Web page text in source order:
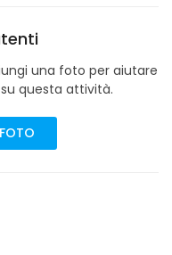
una foto per aiutare
questa attività.